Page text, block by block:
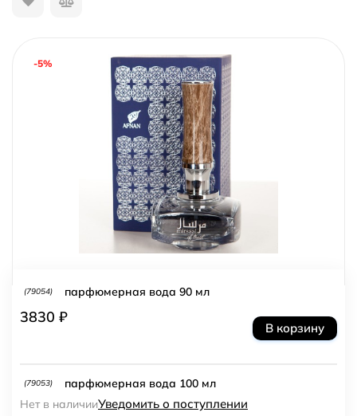
-5%
(79054) парфюмерная вода 90 мл
3830 ₽
В корзину
(79053)
парфюмерная вода 100 мл
Нет в наличииУведомить о поступлении